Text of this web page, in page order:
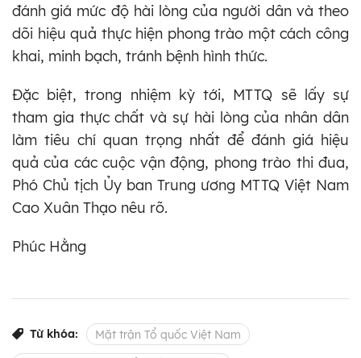
đánh giá mức độ hài lòng của người dân và theo
dõi hiệu quả thực hiện phong trào một cách công
khai, minh bạch, tránh bệnh hình thức.
Đặc biệt, trong nhiệm kỳ tới, MTTQ sẽ lấy sự
tham gia thực chất và sự hài lòng của nhân dân
làm tiêu chí quan trọng nhất để đánh giá hiệu
quả của các cuộc vận động, phong trào thi đua,
Phó Chủ tịch Ủy ban Trung ương MTTQ Việt Nam
Cao Xuân Thạo nêu rõ.
Phúc Hằng
Từ khóa: Mặt trận Tổ quốc Việt Nam